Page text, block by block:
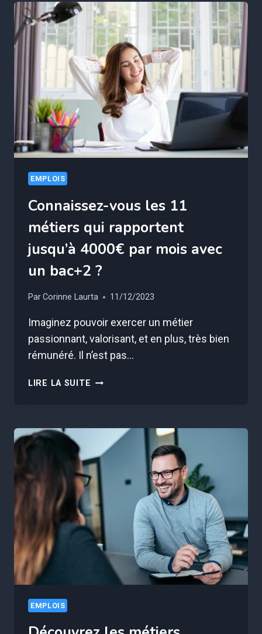
PUBLIQUE
UN
PAS
DE
GÉANT
VERS
L’ÉGALITÉ
DE
SALAIRE
EMPLOIS
Connaissez-vous les 11
métiers qui rapportent
jusqu’à 4000€ par mois avec
un bac+2 ?
ParCorinne Laurta 11/12/2023
Imaginez pouvoir exercer un métier
passionnant, valorisant, et en plus, très bien
rémunéré. Il n’est pas…
LIRE LA SUITE CONNAISSEZ-
MÉTIERS
QUI
RAPPORTENT
JUSQU’À
PAR
MOIS
AVEC
UN
BAC+2
EMPLOIS